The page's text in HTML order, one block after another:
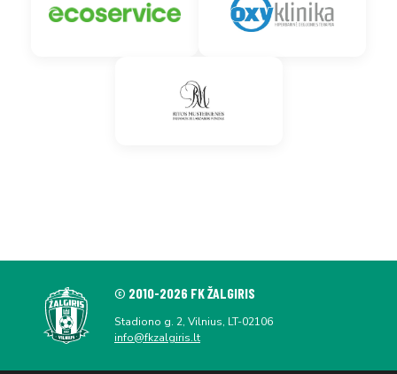
© 2010-2026 FK ŽALGIRIS
Stadiono g. 2, Vilnius, LT-02106
info@fkzalgiris.lt